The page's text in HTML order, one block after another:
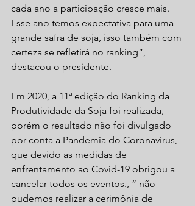
cada ano a participação cresce mais.
Esse ano temos expectativa para uma
grande safra de soja, isso também com
certeza se refletirá no ranking”,
destacou o presidente.
Em 2020, a 11ª edição do Ranking da
Produtividade da Soja foi realizada,
porém o resultado não foi divulgado
por conta a Pandemia do Coronavírus,
que devido as medidas de
enfrentamento ao Covid-19 obrigou a
cancelar todos os eventos., “ não
pudemos realizar a cerimônia de